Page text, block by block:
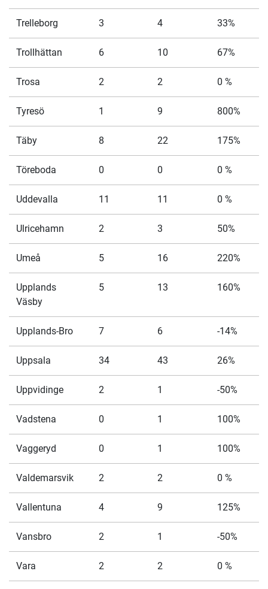
Trelleborg 3 4 33%
Trollhättan 6 10 67%
Trosa 2 2 0 %
Tyresö 1 9 800%
Täby 8 22 175%
Töreboda 0 0 0 %
Uddevalla 11 11 0 %
Ulricehamn 2 3 50%
Umeå 5 16 220%
Upplands
Väsby
5 13 160%
Upplands-Bro 7 6 -14%
Uppsala 34 43 26%
Uppvidinge 2 1 -50%
Vadstena 0 1 100%
Vaggeryd 0 1 100%
Valdemarsvik 2 2 0 %
Vallentuna 4 9 125%
Vansbro 2 1 -50%
Vara 2 2 0 %